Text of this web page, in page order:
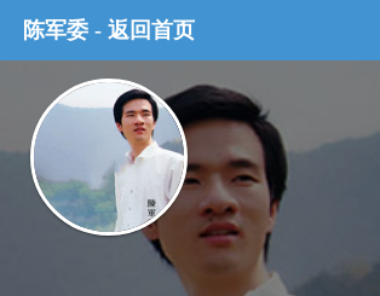
陈军委 - 返回首页